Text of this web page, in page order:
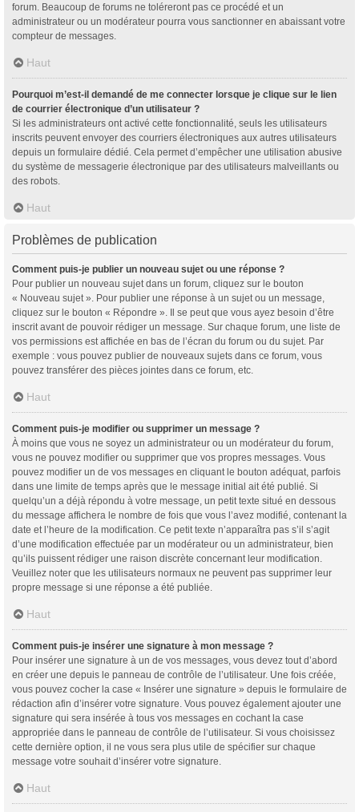
forum. Beaucoup de forums ne toléreront pas ce procédé et un
administrateur ou un modérateur pourra vous sanctionner en abaissant votre
compteur de messages.
Haut
Pourquoi m’est-il demandé de me connecter lorsque je clique sur le lien
de courrier électronique d’un utilisateur ?
Si les administrateurs ont activé cette fonctionnalité, seuls les utilisateurs
inscrits peuvent envoyer des courriers électroniques aux autres utilisateurs
depuis un formulaire dédié. Cela permet d’empêcher une utilisation abusive
du système de messagerie électronique par des utilisateurs malveillants ou
des robots.
Haut
Problèmes de publication
Comment puis-je publier un nouveau sujet ou une réponse ?
Pour publier un nouveau sujet dans un forum, cliquez sur le bouton
« Nouveau sujet ». Pour publier une réponse à un sujet ou un message,
cliquez sur le bouton « Répondre ». Il se peut que vous ayez besoin d’être
inscrit avant de pouvoir rédiger un message. Sur chaque forum, une liste de
vos permissions est affichée en bas de l’écran du forum ou du sujet. Par
exemple : vous pouvez publier de nouveaux sujets dans ce forum, vous
pouvez transférer des pièces jointes dans ce forum, etc.
Haut
Comment puis-je modifier ou supprimer un message ?
À moins que vous ne soyez un administrateur ou un modérateur du forum,
vous ne pouvez modifier ou supprimer que vos propres messages. Vous
pouvez modifier un de vos messages en cliquant le bouton adéquat, parfois
dans une limite de temps après que le message initial ait été publié. Si
quelqu’un a déjà répondu à votre message, un petit texte situé en dessous
du message affichera le nombre de fois que vous l’avez modifié, contenant la
date et l’heure de la modification. Ce petit texte n’apparaîtra pas s’il s’agit
d’une modification effectuée par un modérateur ou un administrateur, bien
qu’ils puissent rédiger une raison discrète concernant leur modification.
Veuillez noter que les utilisateurs normaux ne peuvent pas supprimer leur
propre message si une réponse a été publiée.
Haut
Comment puis-je insérer une signature à mon message ?
Pour insérer une signature à un de vos messages, vous devez tout d’abord
en créer une depuis le panneau de contrôle de l’utilisateur. Une fois créée,
vous pouvez cocher la case « Insérer une signature » depuis le formulaire de
rédaction afin d’insérer votre signature. Vous pouvez également ajouter une
signature qui sera insérée à tous vos messages en cochant la case
appropriée dans le panneau de contrôle de l’utilisateur. Si vous choisissez
cette dernière option, il ne vous sera plus utile de spécifier sur chaque
message votre souhait d’insérer votre signature.
Haut